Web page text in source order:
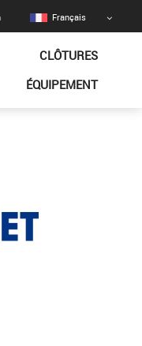
Français
CLÔTURES
ÉQUIPEMENT